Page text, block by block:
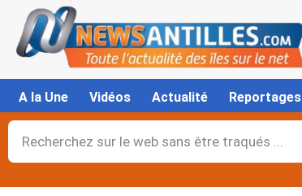
contenu
A la Une Vidéos Actualité Reportages
Rechercher